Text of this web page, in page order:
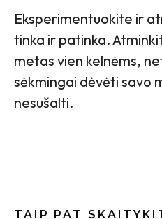
Eksperimentuokite ir
tinka ir patinka.
metas vien kelnėms,
sėkmingai dėvėti savo
nesušalti.
TAIP PAT